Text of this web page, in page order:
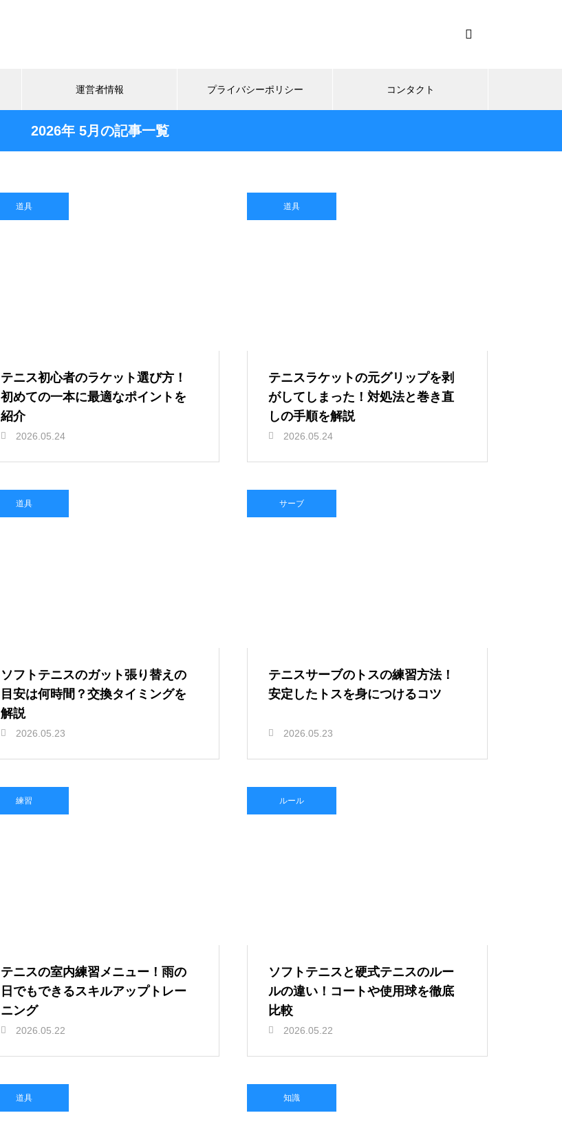
運営者情報 プライバシーポリシー コンタクト
2026年 5月の記事一覧
道具
テニス初心者のラケット選び方！
初めての一本に最適なポイントを
紹介
2026.05.24
道具
テニスラケットの元グリップを剥
がしてしまった！対処法と巻き直
しの手順を解説
2026.05.24
道具
ソフトテニスのガット張り替えの
目安は何時間？交換タイミングを
解説
2026.05.23
サーブ
テニスサーブのトスの練習方法！
安定したトスを身につけるコツ
2026.05.23
練習
テニスの室内練習メニュー！雨の
日でもできるスキルアップトレー
ニング
2026.05.22
ルール
ソフトテニスと硬式テニスのルー
ルの違い！コートや使用球を徹底
比較
2026.05.22
道具 知識